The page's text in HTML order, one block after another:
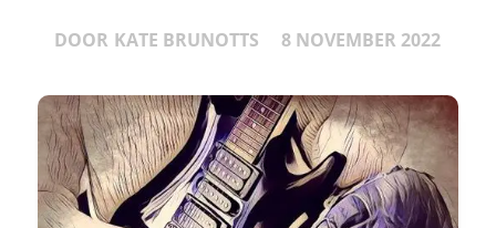
DOOR KATE BRUNOTTS 8 NOVEMBER 2022